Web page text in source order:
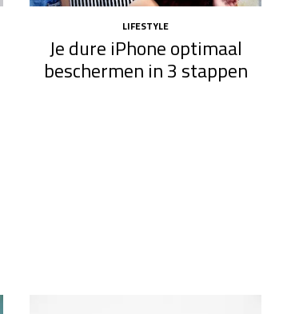
LIFESTYLE
Je dure iPhone optimaal
beschermen in 3 stappen